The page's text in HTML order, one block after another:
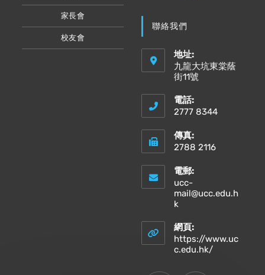
家長會
校友會
聯絡我們
地址:
九龍大坑東棠蔭
街11號
電話:
2777 8344
傳真:
2788 2116
電郵:
ucc-
mail@ucc.edu.h
k
your
application
網頁:
https://www.uc
c.edu.hk/Opens